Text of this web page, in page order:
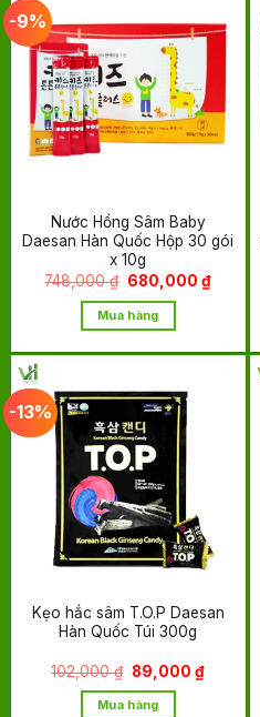
-9%
Nước Hồng Sâm Baby
Daesan Hàn Quốc Hộp 30 gói
x 10g
748,000₫ Giá
là:
748,000 ₫.
680,000₫Giá
Mua hàng
-13%
Kẹo hắc sâm T.O.P Daesan
Hàn Quốc Túi 300g
102,000₫ Giá
gốc
là:
89,000₫Giá
Mua hàng